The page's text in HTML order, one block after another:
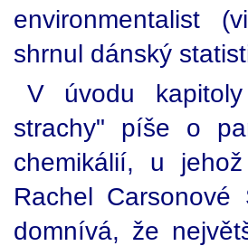
environmentalist
shrnul dánský
V úvodu
strachy" píše o
chemikálií, u
Rachel
domnívá, že